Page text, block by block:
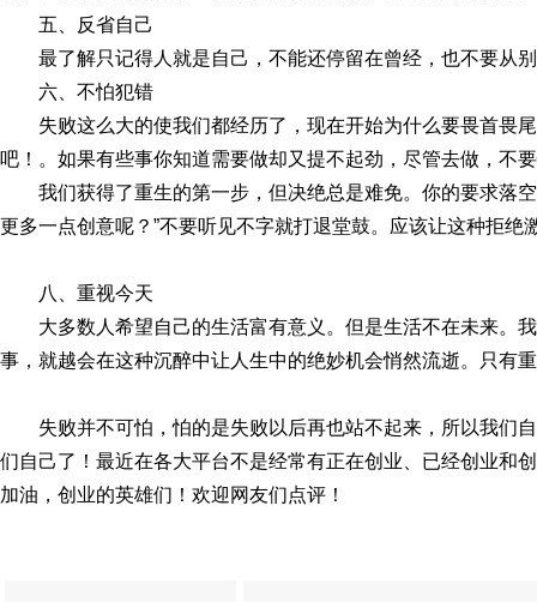
五、反省自己
最了解只记得人就是自己，不能还停留在曾经，也不要从
六、不怕犯错
失败这么大的使我们都经历了，现在开始为什么要畏首畏
吧！。如果有些事你知道需要做却又提不起劲，尽管去做，不
我们获得了重生的第一步，但决绝总是难免。你的要求落
更多一点创意呢？”不要听见不字就打退堂鼓。应该让这种拒绝
八、重视今天
大多数人希望自己的生活富有意义。但是生活不在未来。
事，就越会在这种沉醉中让人生中的绝妙机会悄然流逝。只有
失败并不可怕，怕的是失败以后再也站不起来，所以我们
们自己了！最近在各大平台不是经常有正在创业、已经创业和
加油，创业的英雄们！欢迎网友们点评！